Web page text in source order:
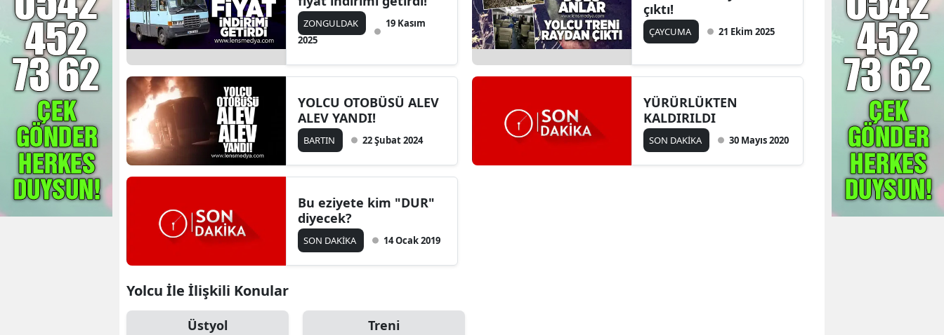
ZONGULDAK
19 Kasım
2025
çıktı!
ÇAYCUMA 21 Ekim 2025
YOLCU OTOBÜSÜ ALEV
ALEV YANDI!
BARTIN 22 Şubat 2024
YÜRÜRLÜKTEN
KALDIRILDI
SON DAKİKA 30 Mayıs 2020
Bu eziyete kim "DUR"
diyecek?
SON DAKİKA 14 Ocak 2019
Yolcu İle İlişkili Konular
Üstyol
Treni